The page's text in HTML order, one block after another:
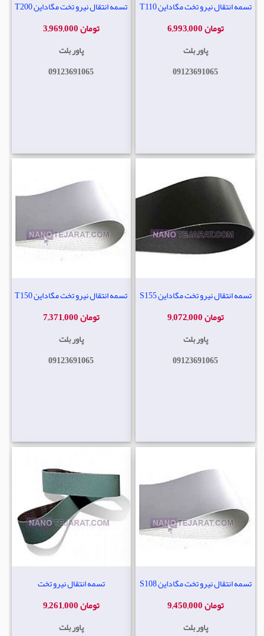
تسمه انتقال نیرو تخت مگاداین T200
3,969,000 تومان
پاور بلت
09123691065
تسمه انتقال نیرو تخت مگاداین T110
6,993,000 تومان
پاور بلت
09123691065
تسمه انتقال نیرو تخت مگاداین T150
7,371,000 تومان
پاور بلت
09123691065
تسمه انتقال نیرو تخت مگاداین S155
9,072,000 تومان
پاور بلت
09123691065
تسمه انتقال نیرو تخت
9,261,000 تومان
پاور بلت
تسمه انتقال نیرو تخت مگاداین S108
9,450,000 تومان
پاور بلت